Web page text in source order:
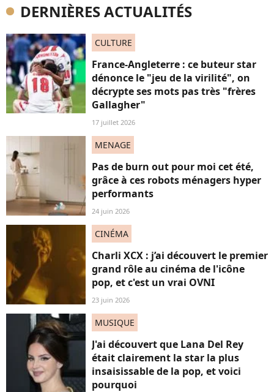
DERNIÈRES ACTUALITÉS
CULTURE
France-Angleterre : ce buteur star
dénonce le "jeu de la virilité", on
décrypte ses mots pas très "frères
Gallagher"
17 juillet 2026
MENAGE
Pas de burn out pour moi cet été,
grâce à ces robots ménagers hyper
performants
24 juin 2026
CINÉMA
Charli XCX : j’ai découvert le premier
grand rôle au cinéma de l'icône
pop, et c'est un vrai OVNI
23 juin 2026
MUSIQUE
J'ai découvert que Lana Del Rey
était clairement la star la plus
insaisissable de la pop, et voici
pourquoi